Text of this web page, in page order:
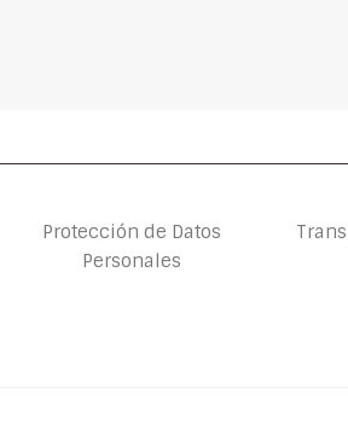
Protección de Datos
Personales